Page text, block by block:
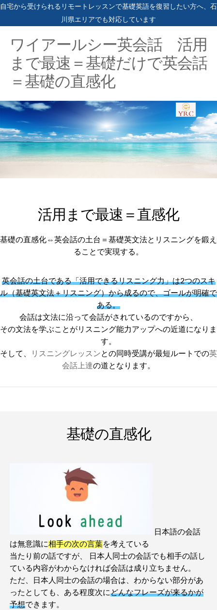
自宅から受けられるリモートレッスンで基礎英語を復習したい方へ、石
川県エリアでも対応しています